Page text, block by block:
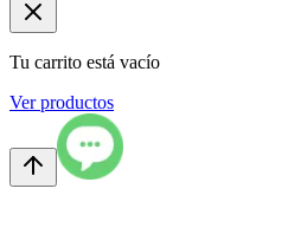
Tu carrito está vacío
Ver productos